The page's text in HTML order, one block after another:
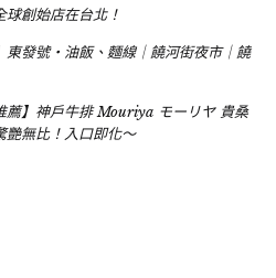
球創始店在台北！
東發號‧油飯、麵線｜饒河街夜市｜饒
薦】神戶牛排 Mouriya モーリヤ 貴桑
艷無比！入口即化～